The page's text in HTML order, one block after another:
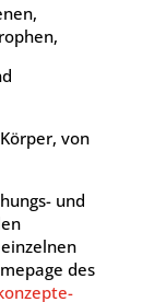
von
und
des